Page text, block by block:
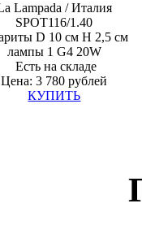
Lampada / Италия
SPOT116/1.40
D 10 см H 2,5 см
лампы 1 G4 20W
Есть на складе
Цена: 3 780 рублей
КУПИТЬ